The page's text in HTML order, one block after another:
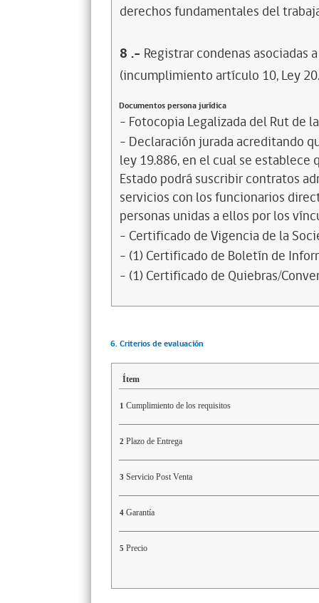
derechos fundamentales del
8 .- Registrar condenas asociadas
(incumplimiento artículo 10, Ley
Documentos persona jurídica
- Fotocopia Legalizada del Rut de
- Declaración jurada acreditando
ley 19.886, en el cual se
Estado podrá suscribir contratos
servicios con los funcionarios
personas unidas a ellos por los
- Certificado de Vigencia de la
- (1) Certificado de Boletín de
- (1) Certificado de Quiebras/
6. Criterios de evaluación
Ítem
1 Cumplimiento de los requisitos
2 Plazo de Entrega
3 Servicio Post Venta
4 Garantía
5 Precio